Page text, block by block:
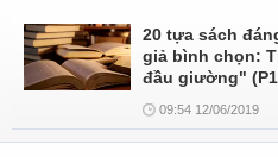
20 tựa sách
giả bình chọn:
đầu giường"
09:54 12/06/2019